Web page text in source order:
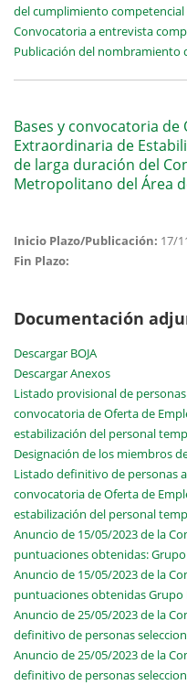
del cumplimiento
Convocatoria a entrevista
Publicación del nombramiento
Bases y convocatoria
Extraordinaria de
de larga duración del
Metropolitano del Área
Inicio Plazo/Publicación: 17/
Fin Plazo:
Documentación
Descargar BOJA
Descargar Anexos
Listado provisional de
convocatoria de Oferta de
estabilización del personal
Designación de los miembros
Listado definitivo de personas
convocatoria de Oferta de
estabilización del personal
Anuncio de 15/05/2023 de la
puntuaciones obtenidas:
Anuncio de 15/05/2023 de la
puntuaciones obtenidas Grupo
Anuncio de 25/05/2023 de la
definitivo de personas
Anuncio de 25/05/2023 de la
definitivo de personas